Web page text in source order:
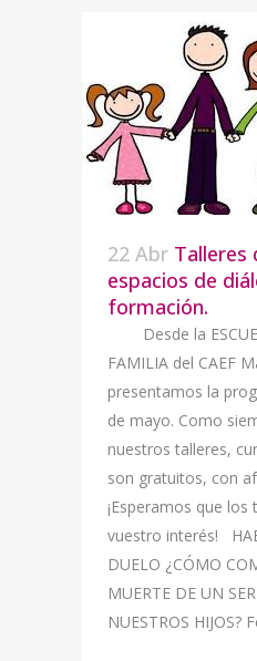
22 Abr Talleres
espacios de
formación.
Desde la
FAMILIA del CAEF
presentamos la
de mayo. Como
nuestros talleres,
son gratuitos, con
¡Esperamos que los
vuestro interés!
DUELO ¿CÓMO
MUERTE DE UN
NUESTROS HIJOS?